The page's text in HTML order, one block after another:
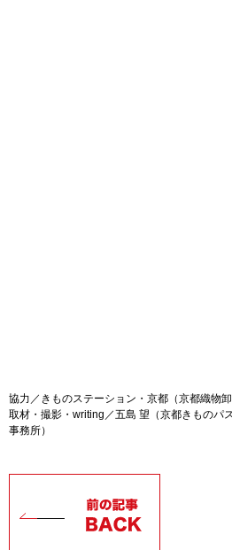
協力／きものステーション・京都（京都織物卸
取材・撮影・writing／五島 望（京都きものパ
事務所）